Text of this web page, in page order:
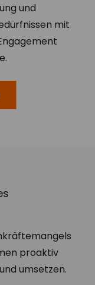
und
mit
proaktiv
umsetzen.